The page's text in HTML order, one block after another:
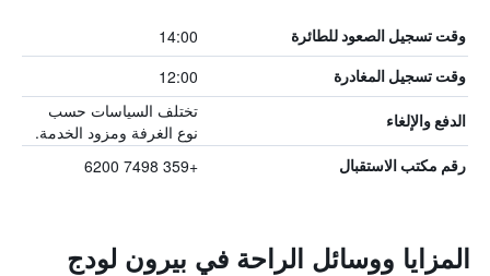
وقت تسجيل الصعود للطائرة 14:00
وقت تسجيل المغادرة 12:00
الدفع والإلغاء
تختلف السياسات حسب
نوع الغرفة ومزود الخدمة.
رقم مكتب الاستقبال +359 7498 6200
المزايا ووسائل الراحة في بيرون لودج